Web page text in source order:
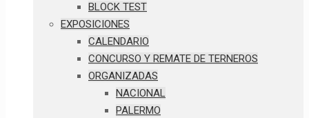
BLOCK TEST
EXPOSICIONES
CALENDARIO
CONCURSO Y REMATE DE TERNEROS
ORGANIZADAS
NACIONAL
PALERMO